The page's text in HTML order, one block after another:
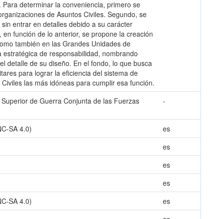
determinar la conveniencia, primero se
de Asuntos Civiles. Segundo, se
entrar en detalles debido a su carácter
función de lo anterior, se propone la creación
también en las Grandes Unidades de
de responsabilidad, nombrando
detalle de su diseño. En el fondo, lo que busca
para lograr la eficiencia del sistema de
las más idóneas para cumplir esa función.
de Guerra Conjunta de las Fuerzas
-
SA 4.0)
es
es
es
es
SA 4.0)
es